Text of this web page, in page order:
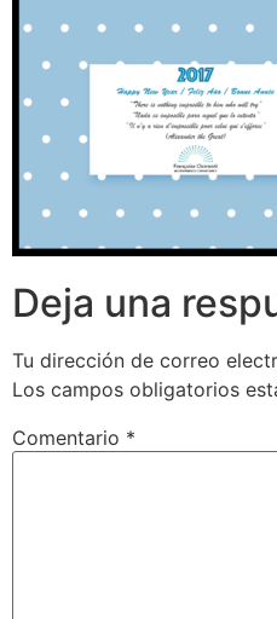
Deja una
Tu dirección de correo
Los campos obligatorios
Comentario *